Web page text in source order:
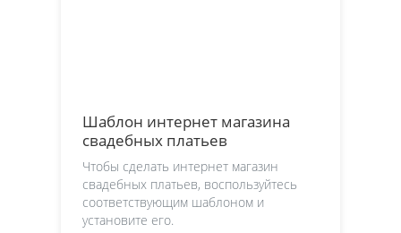
Шаблон интернет магазина
свадебных платьев
Чтобы сделать интернет магазин
свадебных платьев, воспользуйтесь
соответствующим шаблоном и
установите его.